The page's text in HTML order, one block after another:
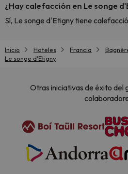
¿Hay calefacción en Le songe
Sí, Le songe d'Etigny tiene
Inicio Hoteles Francia
Le songe d'Etigny
Otras iniciativas de éxito del